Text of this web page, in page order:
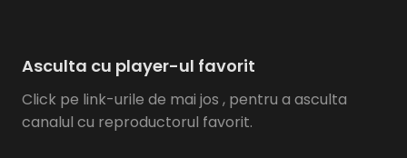
Asculta cu player-ul favorit
Click pe link-urile de mai jos , pentru a asculta
canalul cu reproductorul favorit.